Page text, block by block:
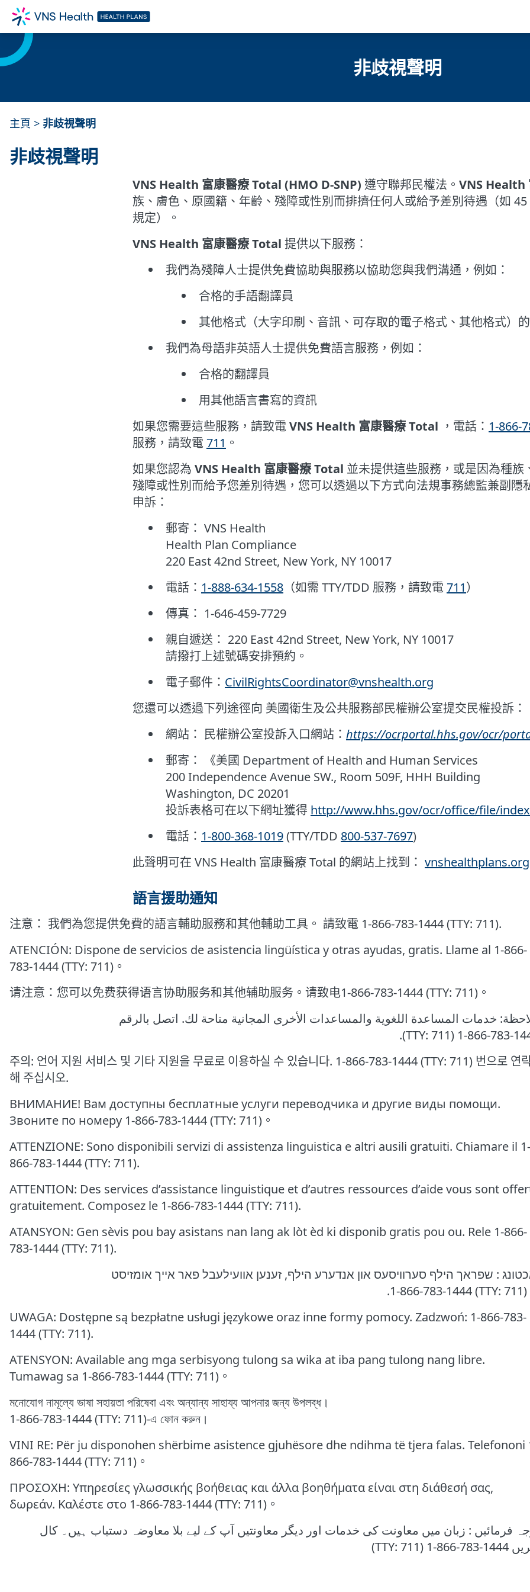
非歧視聲明
主頁 > 非歧視聲明
非歧視聲明
VNS Health 富康醫療 Total (HMO D-SNP) 遵守聯邦民權法。 VNS Health
族、膚色、原國籍、年齡、殘障或性別而排擠任何人或給予差別待遇（如 45
規定）。
VNS Health 富康醫療 Total 提供以下服務：
我們為殘障人士提供免費協助與服務以協助您與我們溝通，例如：
合格的手語翻譯員
其他格式（大字印刷、音訊、可存取的電子格式、其他格式）
我們為母語非英語人士提供免費語言服務，例如：
合格的翻譯員
用其他語言書寫的資訊
如果您需要這些服務，請致電 VNS Health 富康醫療 Total ，電話： 1-866-
服務，請致電 711 。
如果您認為 VNS Health 富康醫療 Total 並未提供這些服務，或是因為種族
殘障或性別而給予您差別待遇，您可以透過以下方式向法規事務總監兼副隱
申訴：
郵寄： VNS Health
Health Plan Compliance
220 East 42nd Street, New York, NY 10017
電話： 1-888-634-1558 （如需 TTY/TDD 服務，請致電 711）
傳真： 1-646-459-7729
親自遞送： 220 East 42nd Street, New York, NY 10017
請撥打上述號碼安排預約。
電子郵件： CivilRightsCoordinator@vnshealth.org
您還可以透過下列途徑向 美國衛生及公共服務部民權辦公室提交民權投訴：
網站： 民權辦公室投訴入口網站： https://ocrportal.hhs.gov/ocr/
郵寄： 《美國 Department of Health and Human Services
200 Independence Avenue SW., Room 509F, HHH Building
Washington, DC 20201
投訴表格可在以下網址獲得 http://www.hhs.gov/ocr/office/file/
電話： 1-800-368-1019(TTY/TDD 800-537-7697)
此聲明可在 VNS Health 富康醫療 Total 的網站上找到： vnshealthplans.org
語言援助通知
注意： 我們為您提供免費的語言輔助服務和其他輔助工具。 請致電 1-866-783-1444 (TTY: 711).
ATENCIÓN: Dispone de servicios de asistencia lingüística y otras ayudas, gratis. Llame al 1-866-
783-1444 (TTY: 711)。
请注意：您可以免费获得语言协助服务和其他辅助服务。请致电1-866-783-1444 (TTY: 711)。
خدمات المساعدة اللغویة والمساعدات الأخرى المجانیة متاحة لك. اتصل بالرقم
.(TTY: 711) 1-866-783-
주의: 언어 지원 서비스 및 기타 지원을 무료로 이용하실 수 있습니다. 1-866-783-1444 (TTY: 711) 번으로 연
해 주십시오.
ВНИМАНИЕ! Вам доступны бесплатные услуги переводчика и другие виды помощи.
Звоните по номеру 1-866-783-1444 (TTY: 711)。
ATTENZIONE: Sono disponibili servizi di assistenza linguistica e altri ausili gratuiti. Chiamare il 1-
866-783-1444 (TTY: 711).
ATTENTION: Des services d’assistance linguistique et d’autres ressources d’aide vous sont
gratuitement. Composez le 1-866-783-1444 (TTY: 711).
ATANSYON: Gen sèvis pou bay asistans nan lang ak lòt èd ki disponib gratis pou ou. Rele 1-866-
783-1444 (TTY: 711).
UWAGA: Dostępne są bezpłatne usługi językowe oraz inne formy pomocy. Zadzwoń: 1-866-783-
1444 (TTY: 711).
ATENSYON: Available ang mga serbisyong tulong sa wika at iba pang tulong nang libre.
Tumawag sa 1-866-783-1444 (TTY: 711)。
মনোযোগ নামূল্যে ভাষা সহায়তা পরিষেবা এবং অন্যান্য সাহায্য আপনার জন্য উপলব্ধ।
1-866-783-1444 (TTY: 711)-এ ফোন করুন।
VINI RE: Për ju disponohen shërbime asistence gjuhësore dhe ndihma të tjera falas. Telefononi
866-783-1444 (TTY: 711)。
ΠΡΟΣΟΧΗ: Υπηρεσίες γλωσσικής βοήθειας και άλλα βοηθήματα είναι στη διάθεσή σας,
δωρεάν. Καλέστε στο 1-866-783-1444 (TTY: 711)。
فرمائیں : زبان میں معاونت کی خدمات اور دیگر معاونتیں آپ کے لیے بلا معاوضہ دستیاب ہیں۔ کال